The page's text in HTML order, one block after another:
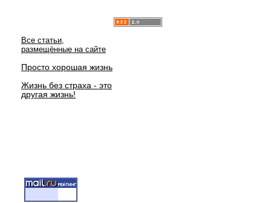
Все статьи,
размещённые на сайте
Просто хорошая жизнь
Жизнь без страха - это
другая жизнь!